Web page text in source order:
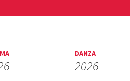
DANZA
2026